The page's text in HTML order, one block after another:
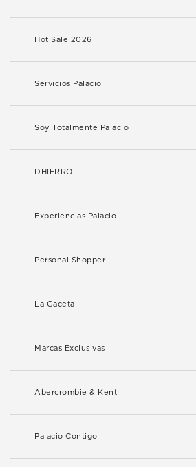
Hot Sale 2026
Servicios Palacio
Soy Totalmente Palacio
DHIERRO
Experiencias Palacio
Personal Shopper
La Gaceta
Marcas Exclusivas
Abercrombie & Kent
Palacio Contigo